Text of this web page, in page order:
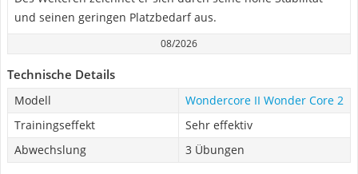
und seinen geringen Platzbedarf aus.
08/2026
Technische Details
Modell
Wondercore II Wonder Core 2
Trainingseffekt
Sehr effektiv
Abwechslung
3 Übungen